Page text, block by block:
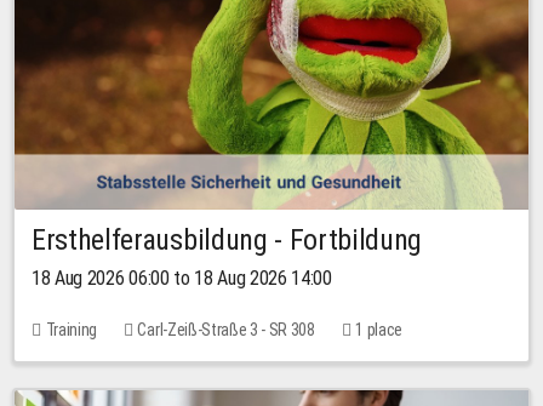
Ersthelferausbildung - Fortbildung
18 Aug 2026 06:00 to 18 Aug 2026 14:00
Training Carl-Zeiß-Straße 3 - SR 308 1 place